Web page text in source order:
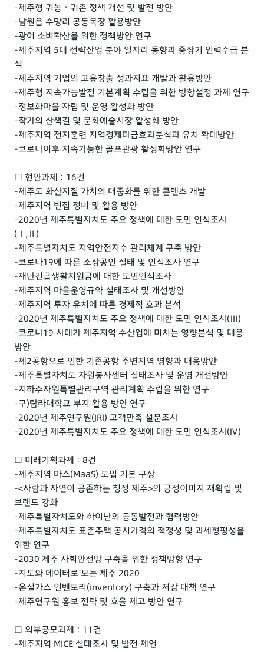
-제주형 귀농ㆍ귀촌 정책 개선 및 발전 방안
-남원읍 수망리 공동목장 활용방안
-광어 소비확산을 위한 정책방안 연구
-제주지역 5대 전략산업 분야 일자리 동향과 중장기 인력수급 분
석
-제주지역 기업의 고용창출 성과지표 개발과 활용방안
-제주형 지속가능발전 기본계획 수립을 위한 방향설정 과제 연구
-정보화마을 자립 및 운영 활성화 방안
-작가의 산책길 및 문화예술시장 활성화 방안
-제주지역 전지훈련 지역경제파급효과분석과 유치 확대방안
-코로나이후 지속가능한 골프관광 활성화방안 연구
□ 현안과제 : 16건
-제주도 화산지질 가치의 대중화를 위한 콘텐츠 개발
-제주지역 빈집 정비 및 활용 방안
-2020년 제주특별자치도 주요 정책에 대한 도민 인식조사
(Ⅰ,Ⅱ)
-제주특별자치도 지역안전지수 관리체계 구축 방안
-코로나19에 따른 소상공인 실태 및 인식조사 연구
-재난긴급생활지원금에 대한 도민인식조사
-제주지역 마을운영규약 실태조사 및 개선방안
-제주지역 투자 유치에 따른 경제적 효과 분석
-2020년 제주특별자치도 주요 정책에 대한 도민 인식조사(Ⅲ)
-코로나19 사태가 제주지역 수산업에 미치는 영향분석 및 대응
방안
-제2공항으로 인한 기존공항 주변지역 영향과 대응방안
-제주특별자치도 자원봉사센터 실태조사 및 운영 개선방안
-지하수자원특별관리구역 관리계획 수립을 위한 연구
-구)탐라대학교 부지 활용 방안 연구
-2020년 제주연구원(JRI) 고객만족 설문조사
-2020년 제주특별자치도 주요 정책에 대한 도민 인식조사(Ⅳ)
□ 미래기획과제 : 8건
-제주지역 마스(MaaS) 도입 기본 구상
-<사람과 자연이 공존하는 청정 제주>의 긍정이미지 재확립 및
브랜드 강화
-제주특별자치도와 하이난의 공동발전과 협력방안
-제주특별자치도 표준주택 공시가격의 적정성 및 과세형평성을
위한 연구
-2030 제주 사회안전망 구축을 위한 정책방향 연구
-지도와 데이터로 보는 제주 2020
-온실가스 인벤토리(inventory) 구축과 저감 대책 연구
-제주연구원 홍보 전략 및 효율 제고 방안 연구
□ 외부공모과제 : 11건
-제주지역 MICE 실태조사 및 발전 제언